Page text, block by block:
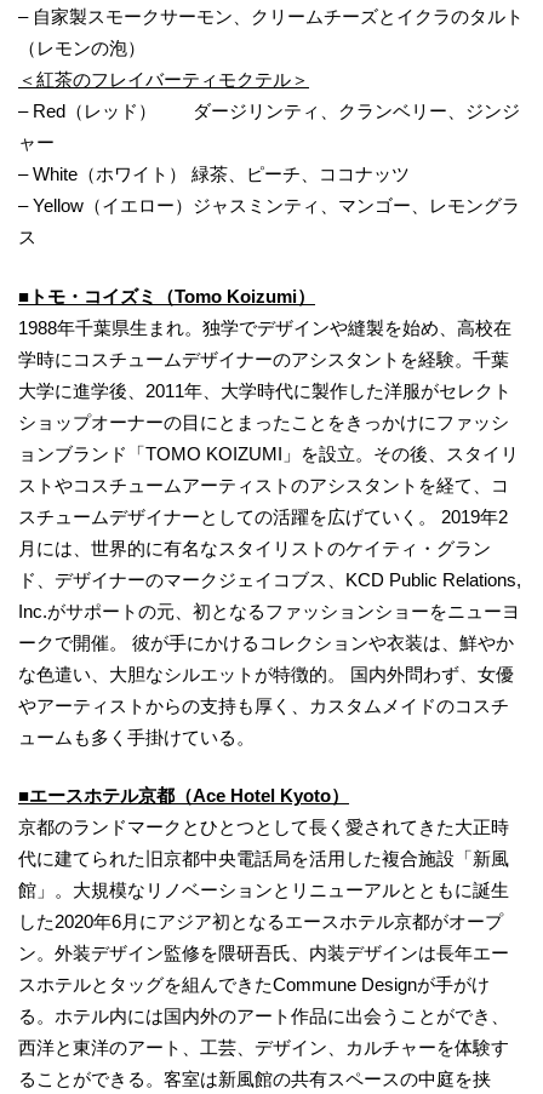
– 自家製スモークサーモン、クリームチーズとイクラのタルト
（レモンの泡）
＜紅茶のフレイバーティモクテル＞
– Red（レッド） ダージリンティ、クランベリー、ジンジ
ャー
– White（ホワイト） 緑茶、ピーチ、ココナッツ
– Yellow（イエロー）ジャスミンティ、マンゴー、レモングラ
ス
■トモ・コイズミ（Tomo Koizumi）
1988年千葉県生まれ。独学でデザインや縫製を始め、高校在
学時にコスチュームデザイナーのアシスタントを経験。千葉
大学に進学後、2011年、大学時代に製作した洋服がセレクト
ショップオーナーの目にとまったことをきっかけにファッシ
ョンブランド「TOMO KOIZUMI」を設立。その後、スタイリ
ストやコスチュームアーティストのアシスタントを経て、コ
スチュームデザイナーとしての活躍を広げていく。 2019年2
月には、世界的に有名なスタイリストのケイティ・グラン
ド、デザイナーのマークジェイコブス、KCD Public Relations,
Inc.がサポートの元、初となるファッションショーをニューヨ
ークで開催。 彼が手にかけるコレクションや衣装は、鮮やか
な色遣い、大胆なシルエットが特徴的。 国内外問わず、女優
やアーティストからの支持も厚く、カスタムメイドのコスチ
ュームも多く手掛けている。
■エースホテル京都（Ace Hotel Kyoto）
京都のランドマークとひとつとして長く愛されてきた大正時
代に建てられた旧京都中央電話局を活用した複合施設「新風
館」。大規模なリノベーションとリニューアルとともに誕生
した2020年6月にアジア初となるエースホテル京都がオープ
ン。外装デザイン監修を隈研吾氏、内装デザインは長年エー
スホテルとタッグを組んできたCommune Designが手がけ
る。ホテル内には国内外のアート作品に出会うことができ、
西洋と東洋のアート、工芸、デザイン、カルチャーを体験す
ることができる。客室は新風館の共有スペースの中庭を挟